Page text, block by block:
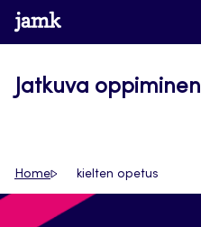
Siirry
suoraan
www.jamk.fi
Jatkuva oppiminen
Home kielten opetus